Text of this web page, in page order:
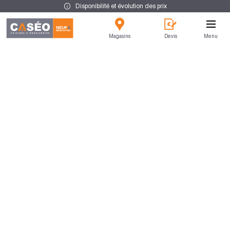
Disponibilité et évolution des prix
Magasins Devis Menu